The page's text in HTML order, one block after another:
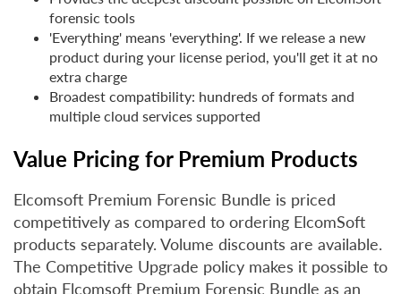
forensic tools
'Everything' means 'everything'. If we release a new
product during your license period, you'll get it at no
extra charge
Broadest compatibility: hundreds of formats and
multiple cloud services supported
Value Pricing for Premium Products
Elcomsoft Premium Forensic Bundle is priced
competitively as compared to ordering ElcomSoft
products separately. Volume discounts are available.
The Competitive Upgrade policy makes it possible to
obtain Elcomsoft Premium Forensic Bundle as an